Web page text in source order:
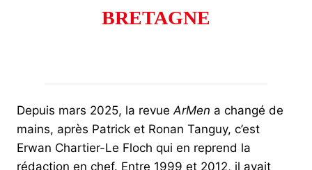
BRETAGNE
Depuis mars 2025, la revue ArMen a changé de
mains, après Patrick et Ronan Tanguy, c’est
Erwan Chartier-Le Floch qui en reprend la
rédaction en chef. Entre 1999 et 2012, il avait